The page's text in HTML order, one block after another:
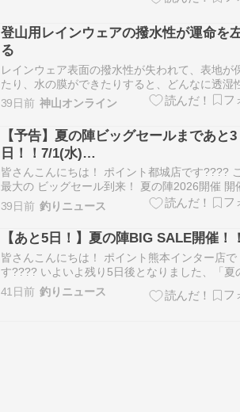
とりじゃないので、もうやけくそです！全…
登山用レインウェアの撥水性が運命を
る
レインウェア表面の撥水性が失われて、表地が
たり、水の膜ができたりすると、どんなに透湿
気性が高いメンブレンを採用していても、たち
れて内側から濡れてしまいます。 撥水性は、
メンブレンではなく、表地の性能に依存します
社、耐久撥水（DWR）を謳っていますが…
39日前 神山オンライン
【予告】夏の陣ビッグセールまであと3
日！！7/1(水)…
皆さんこんにちは！ ポイント都城店です????
最大の ビッグセール到来！ 夏の陣2026開催 開
7/1(水)～7/26(日) ドドーン！と 有名メーカー
買い得???? 有名メーカーのロッド、リール、
ー、レインウェア、 フローティングベスト、グ
ブ…
39日前 釣りニュース
【あと5日！】夏の陣BIG SALE開催！
皆さんこんにちは！ ポイント熊本インター店で
す???? いよいよ残り5日後となりました、「夏
BIG SALE」 今回はセールの詳細をご案内！！
名メーカーのロッドやリール・クーラー・レイ
41日前 釣りニュース